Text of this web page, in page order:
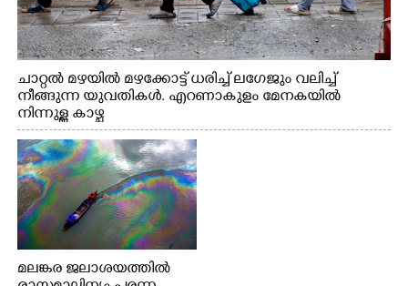
ചാറ്റൽ മഴയിൽ മഴക്കോട്ട് ധരിച്ച് ലഗേജും വലിച്ച്
നീങ്ങുന്ന യുവതികൾ. എറണാകുളം മേനകയിൽ
നിന്നുള്ള കാഴ്ച
മലങ്കര ജലാശയത്തിൽ